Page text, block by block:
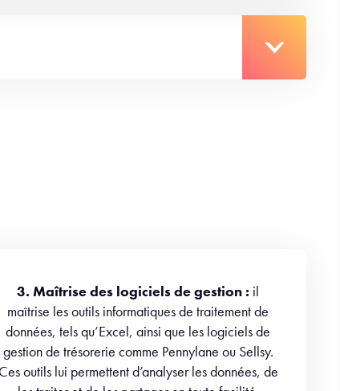
3. Maîtrise des logiciels de gestion : il
maîtrise les outils informatiques de traitement de
données, tels qu’Excel, ainsi que les logiciels de
gestion de trésorerie comme Pennylane ou Sellsy.
Ces outils lui permettent d’analyser les données, de